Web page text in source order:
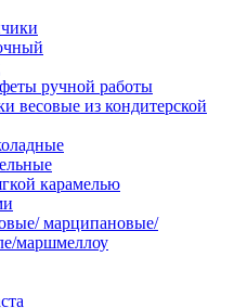
ручной работы
весовые из кондитерской
карамелью
марципановые/
маршмеллоу